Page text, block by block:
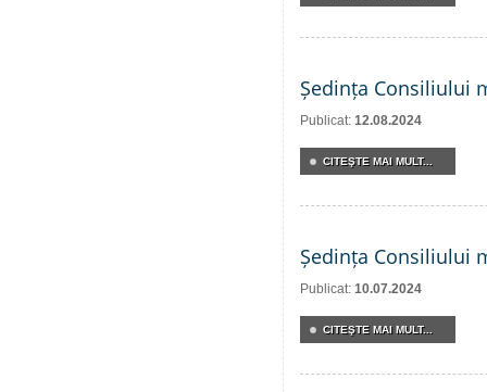
Ședința Consiliului
Publicat: 12.08.2024
CITEŞTE MAI MULT...
Ședința Consiliului
Publicat: 10.07.2024
CITEŞTE MAI MULT...